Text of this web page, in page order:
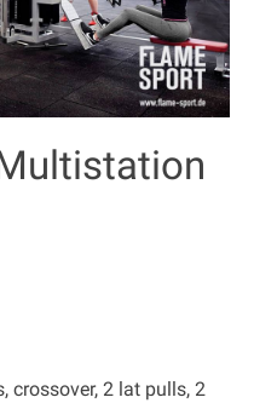
crossover, 2 lat pulls, 2